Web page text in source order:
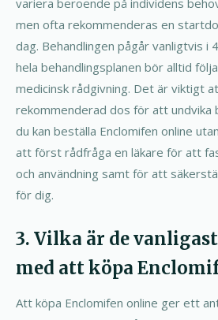
men ofta rekommenderas en
dag. Behandlingen pågår vanligtvis i
hela behandlingsplanen bör alltid
medicinsk rådgivning. Det är viktigt
rekommenderad dos för att undvika
du kan beställa Enclomifen online
att först rådfråga en läkare för att
och användning samt för att
för dig.
3. Vilka är de
med att köpa
Att köpa Enclomifen online ger ett